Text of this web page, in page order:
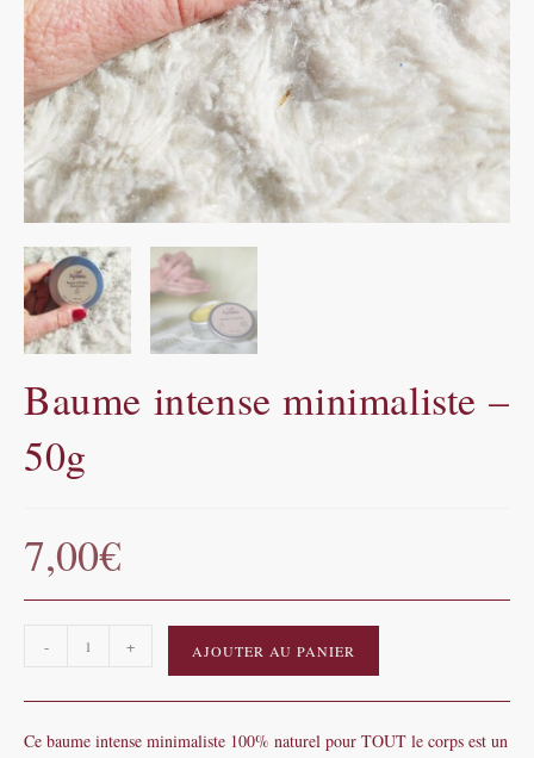
Baume intense minimaliste –
50g
7,00€
Baume
- + AJOUTER AU PANIER
Ce baume intense minimaliste 100% naturel pour TOUT le corps est un